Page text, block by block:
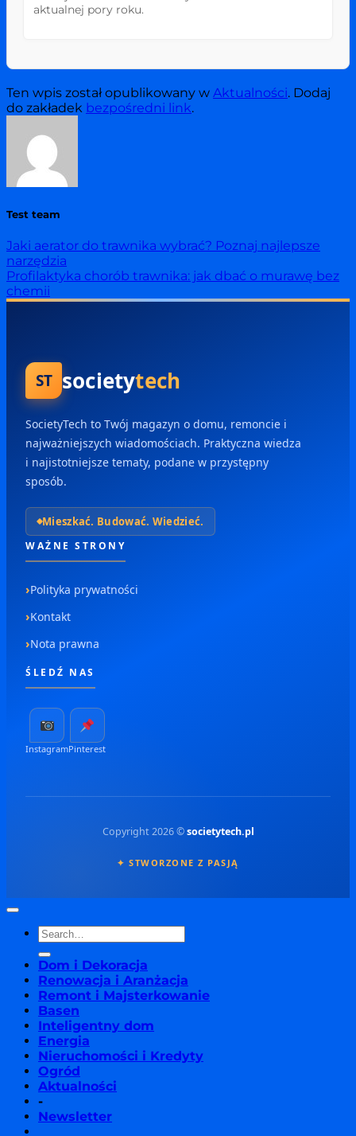
aktualnej pory roku.
Ten wpis został opublikowany w Aktualności. Dodaj
do zakładek bezpośredni link.
Test team
Jaki aerator do trawnika wybrać? Poznaj najlepsze
narzędzia
Profilaktyka chorób trawnika: jak dbać o murawę bez
chemii
ST societytech
SocietyTech to Twój magazyn o domu, remoncie i
najważniejszych wiadomościach. Praktyczna wiedza
i najistotniejsze tematy, podane w przystępny
sposób.
Mieszkać. Budować. Wiedzieć.
WAŻNE STRONY
Polityka prywatności
Kontakt
Nota prawna
ŚLEDŹ NAS
InstagramPinterest
Copyright 2026 ©societytech.pl
✦ STWORZONE Z PASJĄ
Dom i Dekoracja
Renowacja i Aranżacja
Remont i Majsterkowanie
Basen
Inteligentny dom
Energia
Nieruchomości i Kredyty
Ogród
Aktualności
-
Newsletter